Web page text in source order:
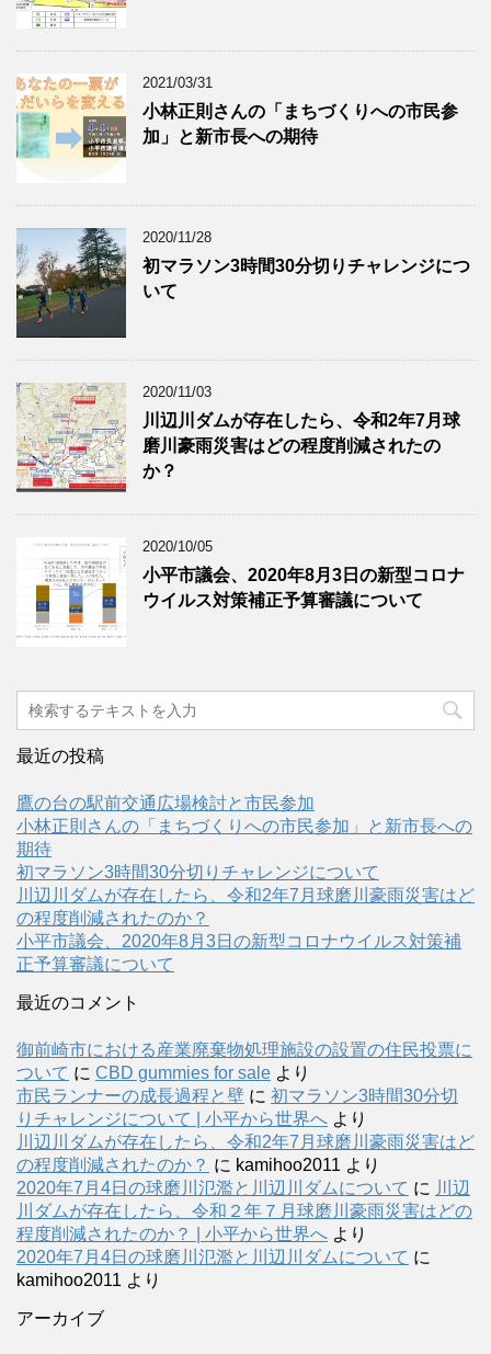
2021/03/31
小林正則さんの「まちづくりへの市民参
加」と新市長への期待
2020/11/28
初マラソン3時間30分切りチャレンジにつ
いて
2020/11/03
川辺川ダムが存在したら、令和2年7月球
磨川豪雨災害はどの程度削減されたの
か？
2020/10/05
小平市議会、2020年8月3日の新型コロナ
ウイルス対策補正予算審議について
最近の投稿
鷹の台の駅前交通広場検討と市民参加
小林正則さんの「まちづくりへの市民参加」と新市長への
期待
初マラソン3時間30分切りチャレンジについて
川辺川ダムが存在したら、令和2年7月球磨川豪雨災害はど
の程度削減されたのか？
小平市議会、2020年8月3日の新型コロナウイルス対策補
正予算審議について
最近のコメント
御前崎市における産業廃棄物処理施設の設置の住民投票に
ついて に CBD gummies for sale より
市民ランナーの成長過程と壁 に 初マラソン3時間30分切
りチャレンジについて | 小平から世界へ より
川辺川ダムが存在したら、令和2年7月球磨川豪雨災害はど
の程度削減されたのか？ に kamihoo2011 より
2020年7月4日の球磨川氾濫と川辺川ダムについて に 川辺
川ダムが存在したら、令和２年７月球磨川豪雨災害はどの
程度削減されたのか？ | 小平から世界へ より
2020年7月4日の球磨川氾濫と川辺川ダムについて に
kamihoo2011 より
アーカイブ